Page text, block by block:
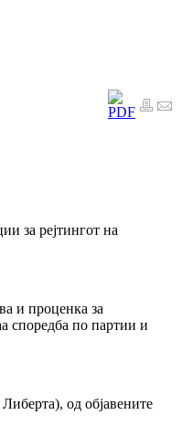
за рејтингот на
и проценка за
споредба по партии и
од објавените